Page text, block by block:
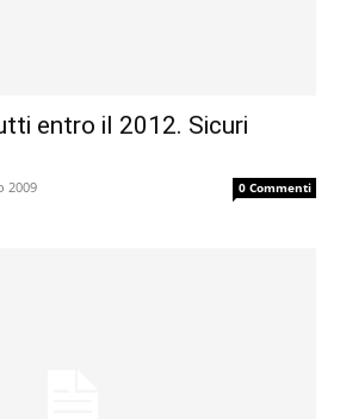
entro il 2012. Sicuri
2009 0 Commenti